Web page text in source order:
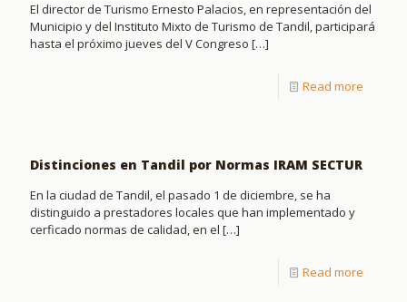
El director de Turismo Ernesto Palacios, en representación del
Municipio y del Instituto Mixto de Turismo de Tandil, participará
hasta el próximo jueves del V Congreso […]
Read more
Distinciones en Tandil por Normas IRAM SECTUR
En la ciudad de Tandil, el pasado 1 de diciembre, se ha
distinguido a prestadores locales que han implementado y
cerficado normas de calidad, en el […]
Read more